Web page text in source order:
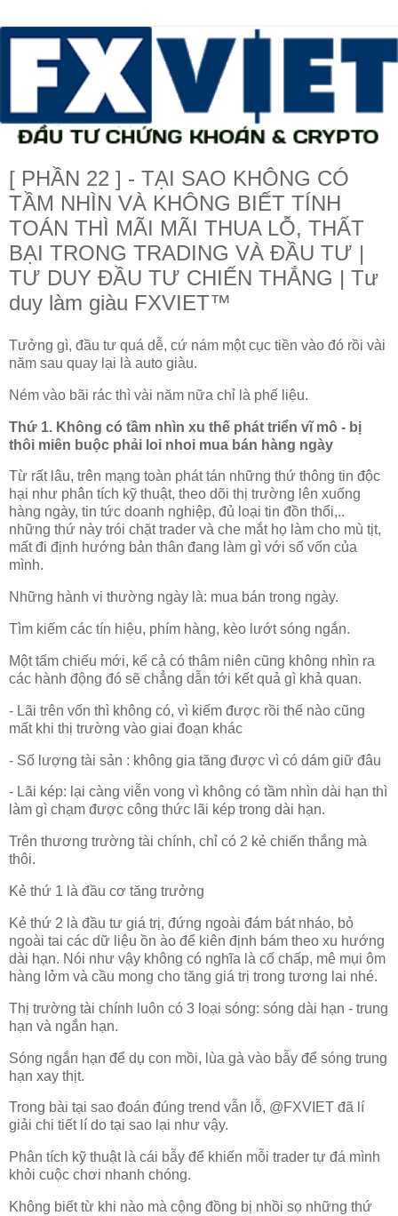
[ PHẦN 22 ] - TẠI SAO KHÔNG CÓ
TẦM NHÌN VÀ KHÔNG BIẾT TÍNH
TOÁN THÌ MÃI MÃI THUA LỖ, THẤT
BẠI TRONG TRADING VÀ ĐẦU TƯ |
TƯ DUY ĐẦU TƯ CHIẾN THẮNG | Tư
duy làm giàu FXVIET™
Tưởng gì, đầu tư quá dễ, cứ nám một cục tiền vào đó rồi vài
năm sau quay lại là auto giàu.
Ném vào bãi rác thì vài năm nữa chỉ là phế liệu.
Thứ 1. Không có tầm nhìn xu thế phát triển vĩ mô - bị
thôi miên buộc phải loi nhoi mua bán hàng ngày
Từ rất lâu, trên mạng toàn phát tán những thứ thông tin độc
hại như phân tích kỹ thuật, theo dõi thị trường lên xuống
hàng ngày, tin tức doanh nghiệp, đủ loại tin đồn thổi,..
những thứ này trói chặt trader và che mắt họ làm cho mù tịt,
mất đi định hướng bản thân đang làm gì với số vốn của
mình.
Những hành vi thường ngày là: mua bán trong ngày.
Tìm kiếm các tín hiệu, phím hàng, kèo lướt sóng ngắn.
Một tấm chiếu mới, kể cả có thâm niên cũng không nhìn ra
các hành động đó sẽ chẳng dẫn tới kết quả gì khả quan.
- Lãi trên vốn thì không có, vì kiếm được rồi thế nào cũng
mất khi thị trường vào giai đoạn khác
- Số lượng tài sản : không gia tăng được vì có dám giữ đâu
- Lãi kép: lại càng viễn vong vì không có tầm nhìn dài hạn thì
làm gì chạm được công thức lãi kép trong dài hạn.
Trên thương trường tài chính, chỉ có 2 kẻ chiến thắng mà
thôi.
Kẻ thứ 1 là đầu cơ tăng trưởng
Kẻ thứ 2 là đầu tư giá trị, đứng ngoài đám bát nháo, bỏ
ngoài tai các dữ liệu ồn ào để kiên định bám theo xu hướng
dài hạn. Nói như vậy không có nghĩa là cố chấp, mê mụi ôm
hàng lởm và cầu mong cho tăng giá trị trong tương lai nhé.
Thị trường tài chính luôn có 3 loại sóng: sóng dài hạn - trung
hạn và ngắn hạn.
Sóng ngắn hạn để dụ con mồi, lùa gà vào bẫy để sóng trung
hạn xay thịt.
Trong bài tại sao đoán đúng trend vẫn lỗ, @FXVIET đã lí
giải chi tiết lí do tại sao lại như vậy.
Phân tích kỹ thuật là cái bẫy để khiến mỗi trader tự đá mình
khỏi cuộc chơi nhanh chóng.
Không biết từ khi nào mà cộng đồng bị nhồi sọ những thứ